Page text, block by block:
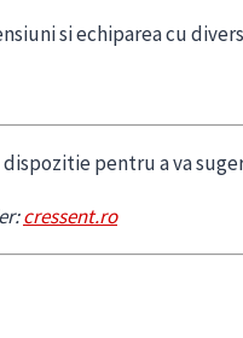
si echiparea cu
pentru a va
cressent.ro